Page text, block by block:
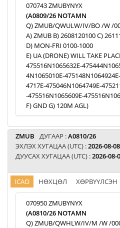
070743 ZMUBYNYX
(A0809/26 NOTAMN
Q) ZMUB/QWULW/IV/BO /W /
A) ZMUB B) 2608120100 C)
D) MON-FRI 0100-1000
E) UA (DRONE) WILL TAKE
475516N1065632E-
4N1065010E-
4717E-475046N1064749E-
-475516N1065609E-
F) GND G) 120M AGL)
ZMUB ДУГААР :A0810/26
ЭХЛЭХ ХУГАЦАА (UTC) :2026-08-
ДУУСАХ ХУГАЦАА (UTC) :2026-08-
ICAO НӨХЦӨЛ ХӨРВҮҮЛСЭН
070950 ZMUBYNYX
(A0810/26 NOTAMN
Q) ZMUB/QWHLW/IV/M /W /